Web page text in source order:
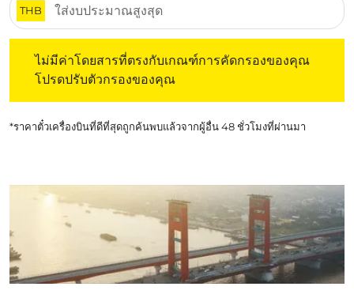
THB
ไม่มีค่าโดยสารที่ตรงกับเกณฑ์การคัดกรองของคุณ
โปรดปรับตัวกรองของคุณ
*ราคาตั๋วเครื่องบินที่ดีที่สุดถูกค้นพบแล้วจากผู้อื่น 48 ชั่วโมงที่ผ่านมา